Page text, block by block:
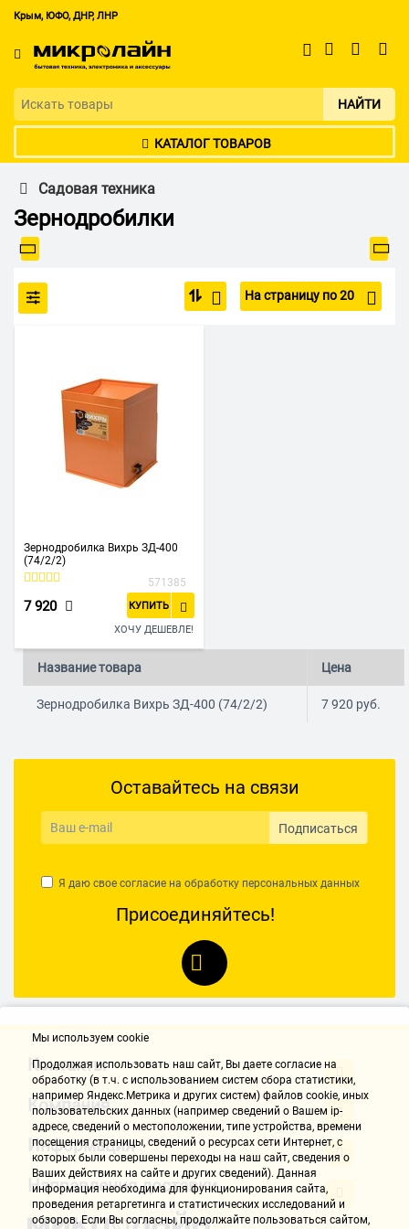
Крым, ЮФО, ДНР, ЛНР
НАЙТИ
КАТАЛОГ ТОВАРОВ
Садовая техника
Зернодробилки
На страницу по 20
Зернодробилка Вихрь ЗД-400
(74/2/2)
571385
7 920 КУПИТЬ
ХОЧУ ДЕШЕВЛЕ!
Название товара Цена
Зернодробилка Вихрь ЗД-400 (74/2/2) 7 920 руб.
Оставайтесь на связи
Подписаться
Я даю свое согласие на обработку персональных данных
Присоединяйтесь!
Контакты
Компания
Информация
Направления доставки
Мы используем cookie
Продолжая использовать наш cайт, Вы даете согласие на
обработку (в т.ч. с использованием систем сбора статистики,
например Яндекс.Метрика и других систем) файлов cookie, иных
пользовательских данных (например сведений о Вашем ip-
адресе, сведений о местоположении, типе устройства, времени
посещения страницы, сведений о ресурсах сети Интернет, с
которых были совершены переходы на наш сайт, сведения о
Ваших действиях на сайте и других сведений). Данная
информация необходима для функционирования сайта,
проведения ретаргетинга и статистических исследований и
обзоров. Если Вы согласны, продолжайте пользоваться сайтом,